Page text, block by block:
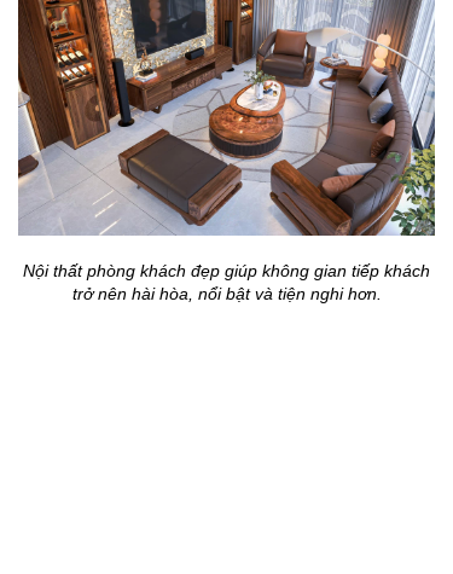
Nội thất phòng khách đẹp giúp không gian tiếp khách
trở nên hài hòa, nổi bật và tiện nghi hơn.